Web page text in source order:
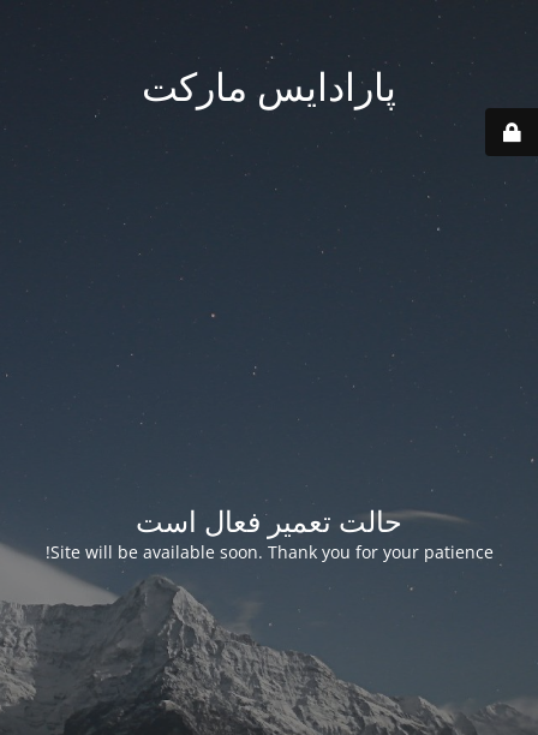
پارادایس مارکت
حالت تعمیر فعال است
Site will be available soon. Thank you for your patience!